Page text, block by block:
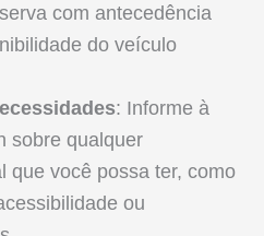
com antecedência
do veículo
: Informe à
sobre qualquer
que você possa ter, como
ou